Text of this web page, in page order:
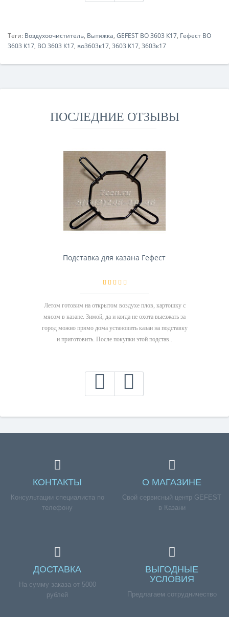
Теги: Воздухоочиститель, Вытяжка, GEFEST ВО 3603 К17, Гефест ВО
3603 К17, ВО 3603 К17, во3603к17, 3603 К17, 3603к17
ПОСЛЕДНИЕ ОТЗЫВЫ
Подставка для казана Гефест
Летом готовим на открытом воздухе плов, картошку с
мясом в казане. Зимой, да и когда не охота выезжать за
город можно прямо дома установить казан на подставку
и приготовить. После покупки этой подстав..
КОНТАКТЫ
Консультации специалиста по
телефону
О МАГАЗИНЕ
Свой сервисный центр GEFEST
в Казани
ДОСТАВКА
На сумму заказа от 5000
рублей
ВЫГОДНЫЕ
УСЛОВИЯ
Предлагаем сотрудничество